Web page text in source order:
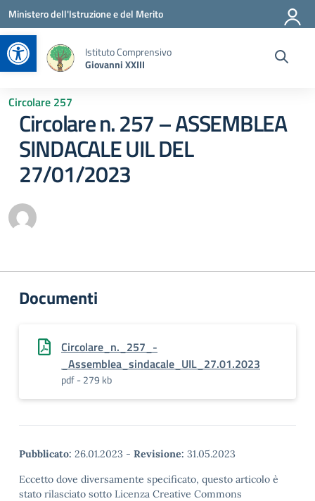
Apri la barra degli strumenti
Vai ai contenuti
Vai al menu di navigazione
Vai al footer
Ministero dell'Istruzione e del Merito
Istituto Comprensivo
Giovanni XXIII
Circolare 257
Circolare n. 257 – ASSEMBLEA
SINDACALE UIL DEL
27/01/2023
Documenti
Circolare_n._257_-
_Assemblea_sindacale_UIL_27.01.2023
pdf - 279 kb
Pubblicato: 26.01.2023 - Revisione: 31.05.2023
Eccetto dove diversamente specificato, questo articolo è
stato rilasciato sotto Licenza Creative Commons